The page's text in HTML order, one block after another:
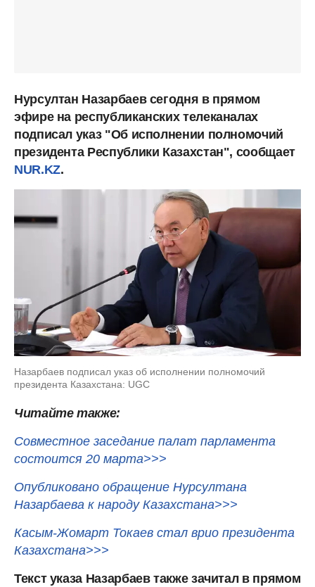
Нурсултан Назарбаев сегодня в прямом
эфире на республиканских телеканалах
подписал указ "Об исполнении полномочий
президента Республики Казахстан", сообщает
NUR.KZ.
Назарбаев подписал указ об исполнении полномочий
президента Казахстана: UGC
Читайте также:
Совместное заседание палат парламента
состоится 20 марта>>>
Опубликовано обращение Нурсултана
Назарбаева к народу Казахстана>>>
Касым-Жомарт Токаев стал врио президента
Казахстана>>>
Текст указа Назарбаев также зачитал в прямом